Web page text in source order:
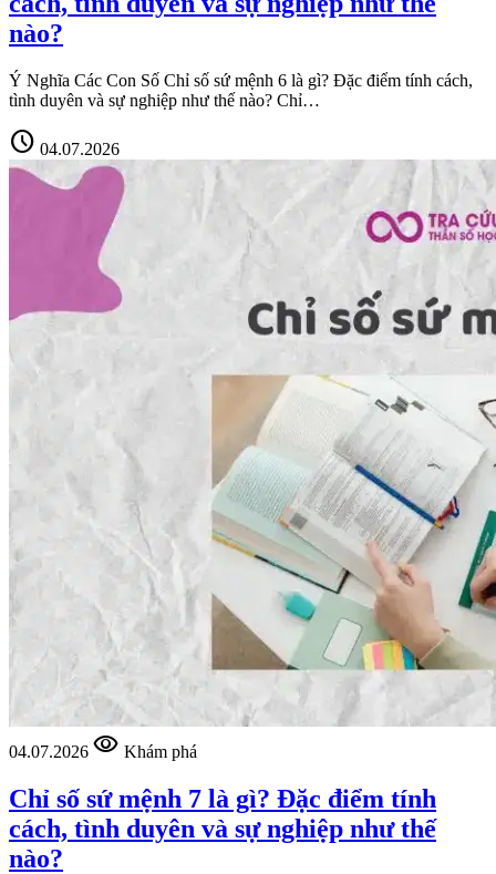
nào?
Ý Nghĩa Các Con Số Chỉ số sứ mệnh 6 là gì? Đặc điểm tính cách,
tình duyên và sự nghiệp như thế nào? Chỉ…
schedule 04.07.2026
04.07.2026 visibility Khám phá
Chỉ số sứ mệnh 7 là gì? Đặc điểm tính
cách, tình duyên và sự nghiệp như thế
nào?